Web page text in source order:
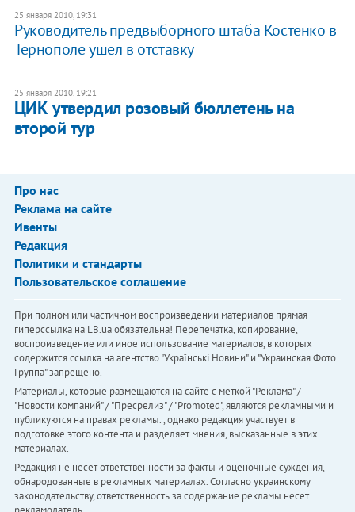
25 января 2010, 19:31
Руководитель предвыборного штаба Костенко в
Тернополе ушел в отставку
25 января 2010, 19:21
ЦИК утвердил розовый бюллетень на
второй тур
Про нас
Реклама на сайте
Ивенты
Редакция
Политики и стандарты
Пользовательское соглашение
При полном или частичном воспроизведении материалов прямая
гиперссылка на LB.ua обязательна! Перепечатка, копирование,
воспроизведение или иное использование материалов, в которых
содержится ссылка на агентство "Українськi Новини" и "Украинская Фото
Группа" запрещено.
Материалы, которые размещаются на сайте с меткой "Реклама" /
"Новости компаний" / "Пресрелиз" / "Promoted", являются рекламными и
публикуются на правах рекламы. , однако редакция участвует в
подготовке этого контента и разделяет мнения, высказанные в этих
материалах.
Редакция не несет ответственности за факты и оценочные суждения,
обнародованные в рекламных материалах. Согласно украинскому
законодательству, ответственность за содержание рекламы несет